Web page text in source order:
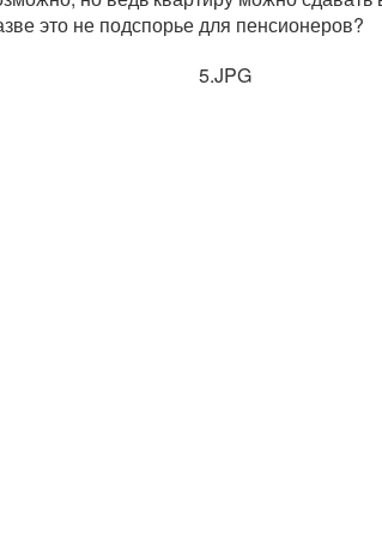
это не подспорье для пенсионеров?